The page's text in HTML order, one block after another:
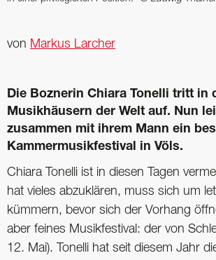
von Markus Larcher
Die Boznerin Chiara Tonelli tritt in
Musikhäusern der Welt auf. Nun
zusammen mit ihrem Mann ein
Kammermusikfestival in Völs.
Chiara Tonelli ist in diesen Tagen
hat vieles abzuklären, muss sich um
kümmern, bevor sich der Vorhang
aber feines Musikfestival: der von
12. Mai). Tonelli hat seit diesem Jahr